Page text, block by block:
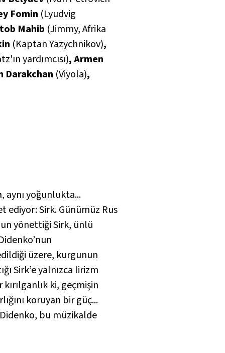
Fomin (Lyudvig
Mahib (Jimmy, Afrika
(Kaptan Yazychnikov),
yardımcısı), Armen
Darakchan (Viyola),
aynı yoğunlukta...
ediyor:Sirk. Günümüz Rus
yönettiğiSirk, ünlü
üzere, kurgunun
Sirk’e yalnızca lirizm
ki, geçmişin
koruyan bir güç...
bu müzikalde